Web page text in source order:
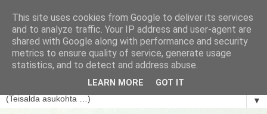
▼
This site uses cookies from Google to deliver its services
and to analyze traffic. Your IP address and user-agent are
shared with Google along with performance and security
metrics to ensure quality of service, generate usage
statistics, and to detect and address abuse.
LEARN MORE GOT IT